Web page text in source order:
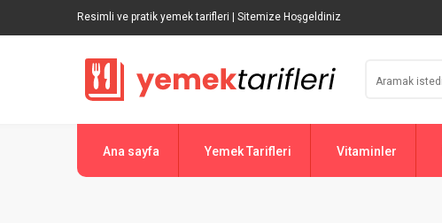
Resimli ve pratik yemek tarifleri | Sitemize Hoşgeldiniz
Ana sayfa Yemek Tarifleri Vitaminler